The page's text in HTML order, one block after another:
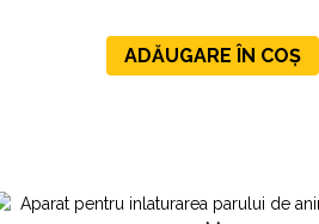
ADĂUGARE ÎN COȘ